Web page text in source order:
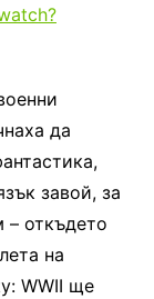
да
завой, за
– откъдето
на
WWII ще